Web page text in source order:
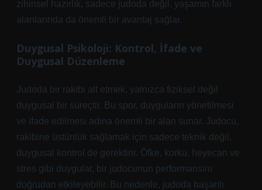
zihinsel hazırlık, sadece judoda değil, yaşamın farklı
alanlarında da önemli bir avantaj sağlar.
Duygusal Psikoloji: Kontrol, İfade ve
Duygusal Düzenleme
Judoda bir rakibi alt etmek, yalnızca fiziksel değil
duygusal bir süreçtir. Bu spor, duyguların yönetilmesi
ve ifade edilmesi adına önemli bir alan sunar. Judocu,
rakibine üstünlük sağlamak için sadece teknik değil,
duygusal kontrol de gerektirir. Öfke, korku, heyecan ve
stres gibi duygular, bir judocunun performansını
doğrudan etkileyebilir. Bu nedenle, judoda başarılı